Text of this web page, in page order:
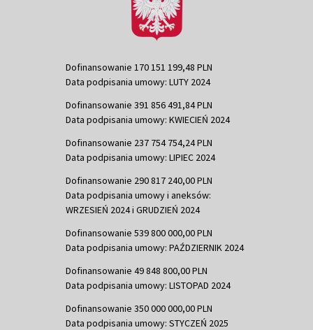
Dofinansowanie 170 151 199,48 PLN
Data podpisania umowy: LUTY 2024
Dofinansowanie 391 856 491,84 PLN
Data podpisania umowy: KWIECIEŃ 2024
Dofinansowanie 237 754 754,24 PLN
Data podpisania umowy: LIPIEC 2024
Dofinansowanie 290 817 240,00 PLN
Data podpisania umowy i aneksów:
WRZESIEŃ 2024 i GRUDZIEŃ 2024
Dofinansowanie 539 800 000,00 PLN
Data podpisania umowy: PAŹDZIERNIK 2024
Dofinansowanie 49 848 800,00 PLN
Data podpisania umowy: LISTOPAD 2024
Dofinansowanie 350 000 000,00 PLN
Data podpisania umowy: STYCZEŃ 2025